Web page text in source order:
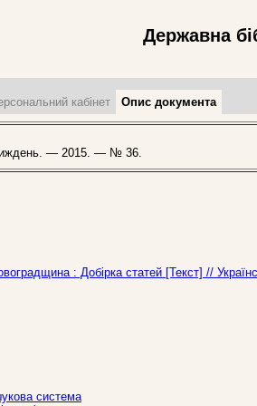
Державна
кабінет Опис документа
— 2015. — № 36.
: Добірка статей [Текст] //
система